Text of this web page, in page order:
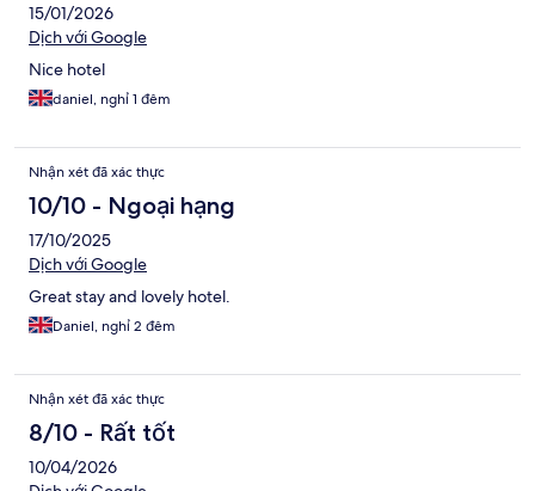
15/01/2026
Dịch với Google
Nice hotel
daniel, nghỉ 1 đêm
Nhận xét đã xác thực
10/10 - Ngoại hạng
17/10/2025
Dịch với Google
Great stay and lovely hotel.
Daniel, nghỉ 2 đêm
Nhận xét đã xác thực
8/10 - Rất tốt
10/04/2026